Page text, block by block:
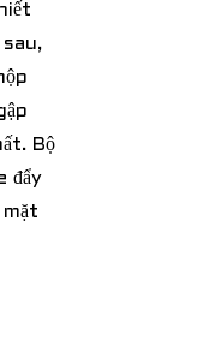
sau,
Bộ
đẩy